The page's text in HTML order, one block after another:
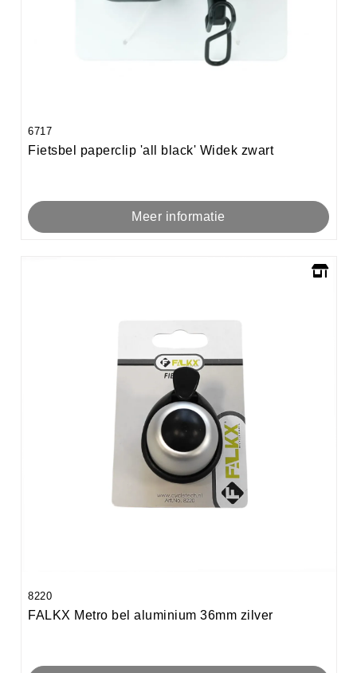
6717
Fietsbel paperclip 'all black' Widek zwart
Meer informatie
8220
FALKX Metro bel aluminium 36mm zilver